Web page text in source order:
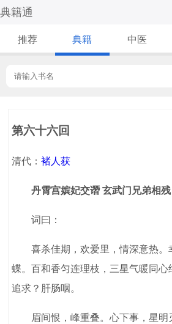
典籍通
推荐 典籍 中医
第六十六回
清代：褚人获
丹霄宫嫔妃交谮 玄武门兄弟相残
词曰：
喜杀佳期，欢爱里，情深意热。
蝶。百和香匀连理枝，三星气暖同心
追求？肝肠咽。
眉间恨，峰重叠。心下事，星明